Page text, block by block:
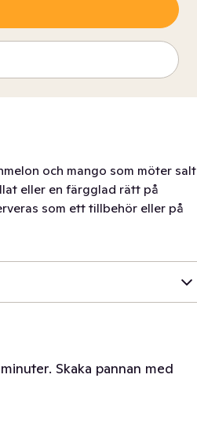
och mango som möter salt
eller en färgglad rätt på
som ett tillbehör eller på
Skaka pannan med